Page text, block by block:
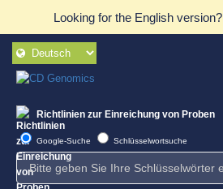
Looking for the English version?
Richtlinien zur Einreichung von Proben
Google-Suche Schlüsselwortsuche